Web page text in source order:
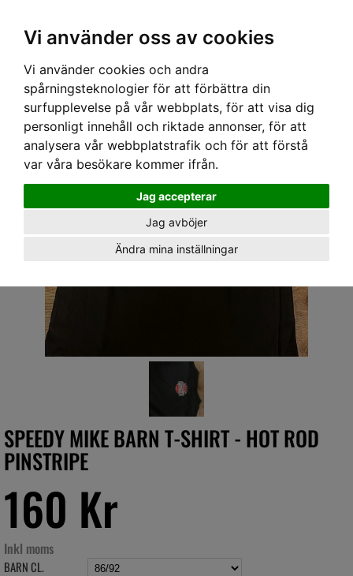
Vi använder oss av cookies
Vi använder cookies och andra
spårningsteknologier för att förbättra din
surfupplevelse på vår webbplats, för att visa dig
personligt innehåll och riktade annonser, för att
analysera vår webbplatstrafik och för att förstå
var våra besökare kommer ifrån.
Jag accepterar
Jag avböjer
Ändra mina inställningar
Hem› BARN›T-SHIRT & TOPPAR› SPEEDY MIKE BARN T-SHIRT - HOT ROD PINSTRIPE
SPEEDY MIKE BARN T-SHIRT - HOT ROD
PINSTRIPE
160 Kr
Inkl moms
BARN CL.